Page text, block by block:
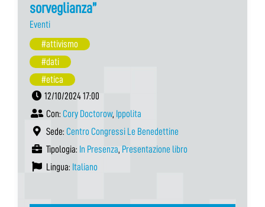
sorveglianza”
Eventi
#attivismo
#dati
#etica
12/10/2024 17:00
Con: Cory Doctorow, Ippolita
Sede: Centro Congressi Le Benedettine
Tipologia: In Presenza, Presentazione libro
Lingua: Italiano